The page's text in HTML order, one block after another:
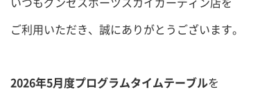
ご利用いただき、誠にありがとうございます。
2026年5月度プログラムタイムテーブルを